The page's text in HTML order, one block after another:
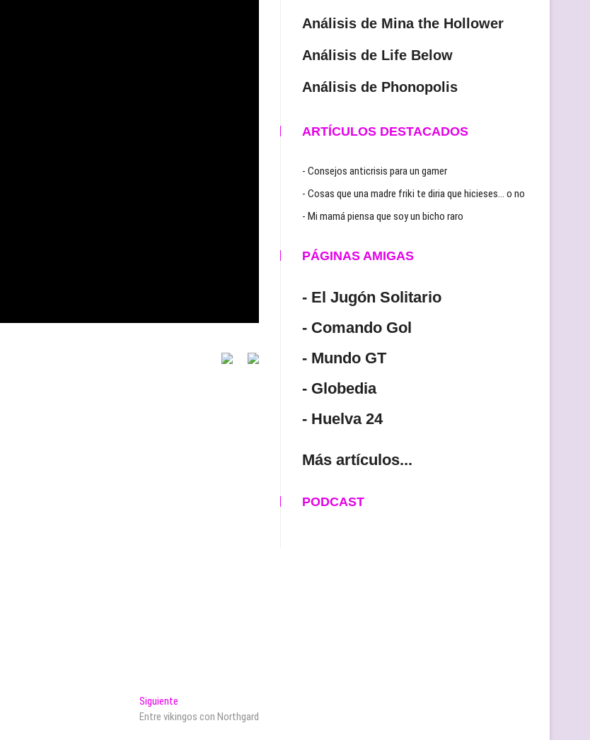
Siguiente
siguiente:
Entre vikingos con Northgard
Análisis de Mina the Hollower
Análisis de Life Below
Análisis de Phonopolis
ARTÍCULOS DESTACADOS
- Consejos anticrisis para un gamer
- Cosas que una madre friki te diria que hicieses… o no
- Mi mamá piensa que soy un bicho raro
PÁGINAS AMIGAS
- El Jugón Solitario
- Comando Gol
- Mundo GT
- Globedia
- Huelva 24
Más artículos...
PODCAST